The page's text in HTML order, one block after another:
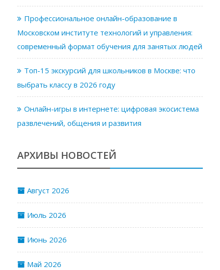
Профессиональное онлайн-образование в
Московском институте технологий и управления:
современный формат обучения для занятых людей
Топ-15 экскурсий для школьников в Москве: что
выбрать классу в 2026 году
Онлайн-игры в интернете: цифровая экосистема
развлечений, общения и развития
АРХИВЫ НОВОСТЕЙ
Август 2026
Июль 2026
Июнь 2026
Май 2026